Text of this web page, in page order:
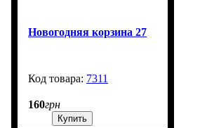
Новогодняя корзина 27
7311
160грн
Купить